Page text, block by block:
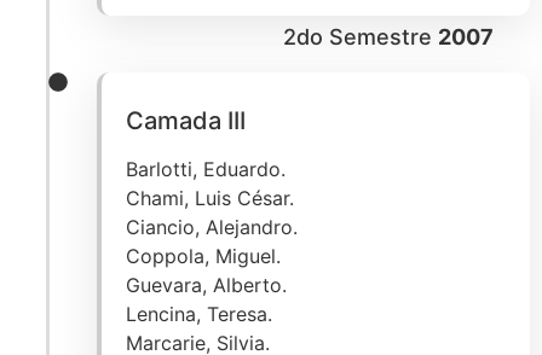
2do Semestre 2007
Camada III
Barlotti, Eduardo.
Chami, Luis César.
Ciancio, Alejandro.
Coppola, Miguel.
Guevara, Alberto.
Lencina, Teresa.
Marcarie, Silvia.